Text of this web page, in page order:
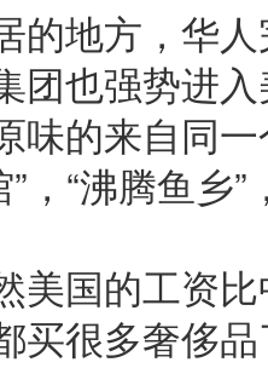
的地方，华
团也强势进
味的来自同
，“沸腾鱼乡
美国的工资
买很多奢侈